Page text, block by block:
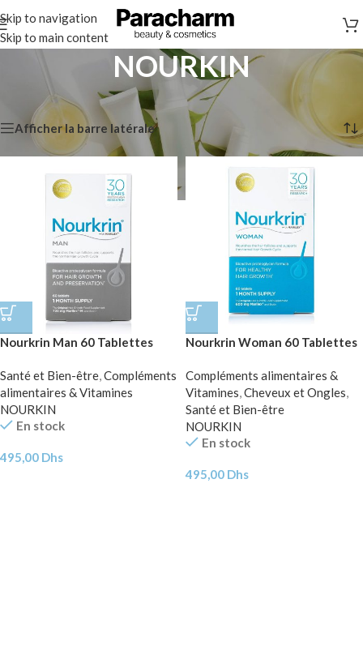
Skip to navigation
Skip to main content
NOURKIN
Marques /NOURKIN
Afficher la barre latérale
Nourkrin Man 60 Tablettes
Santé et Bien-être,Compléments
alimentaires & Vitamines
NOURKIN
En stock
495,00 Dhs
Nourkrin Woman 60 Tablettes
Compléments alimentaires &
Vitamines,Cheveux et Ongles,
Santé et Bien-être
NOURKIN
En stock
495,00 Dhs